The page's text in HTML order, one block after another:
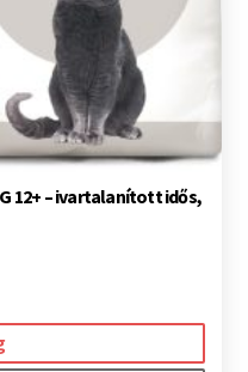
12+ – ivartalanított idős,